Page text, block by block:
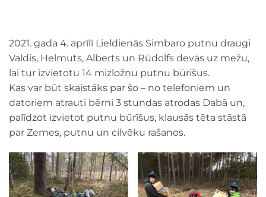
2021. gada 4. aprīlī Lieldienās Simbaro putnu draugi
Valdis, Helmuts, Alberts un Rūdolfs devās uz mežu,
lai tur izvietotu 14 mizložņu putnu būrīšus.
Kas var būt skaistāks par šo – no telefoniem un
datoriem atrauti bērni 3 stundas atrodas Dabā un,
palīdzot izvietot putnu būrīšus, klausās tēta stāstā
par Zemes, putnu un cilvēku rašanos.